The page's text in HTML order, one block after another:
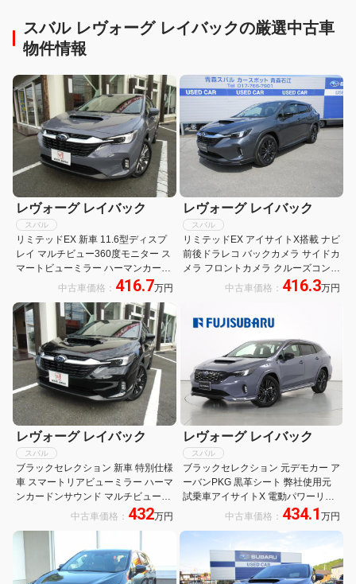
スバル レヴォーグ レイバックの厳選中古車
物件情報
レヴォーグ レイバック
スバル
リミテッドEX 新車 11.6型ディスプ
レイ マルチビュー360度モニター ス
マートビューミラー ハーマンカード
ンサウンド オプションコードLMC
中古車価格： 416.7万円
レヴォーグ レイバック
スバル
リミテッドEX アイサイトX搭載 ナビ
前後ドラレコ バックカメラ サイドカ
メラ フロントカメラ クルーズコント
ロール シートヒーター シートポジシ
中古車価格： 416.3万円
レヴォーグ レイバック
スバル
ブラックセレクション 新車 特別仕様
車 スマートリアビューミラー ハーマ
ンカードンサウンド マルチビューモ
ニター 本革インテリア OPコード
中古車価格： 432万円
レヴォーグ レイバック
スバル
ブラックセレクション 元デモカー ア
ーバンPKG 黒革シート 弊社使用元
試乗車アイサイトX 電動パワーリヤ
ゲート デジタルマルチビューモニタ
ー スマートリアビューミラー 11.6イ
ンチセンターインフォメーションデ
ィスプレイ 液晶メーター
中古車価格： 434.1 万円